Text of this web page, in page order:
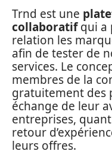
Trnd est une
collaboratifqui a
relation les
afin de tester de
services. Le
membres de la
gratuitement des
échange de leur
entreprises,
retour
leurs offres.